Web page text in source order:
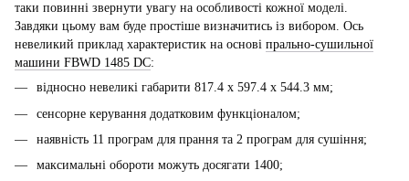
таки повинні звернути увагу на особливості кожної моделі.
Завдяки цьому вам буде простіше визначитись із вибором. Ось
невеликий приклад характеристик на основі прально-сушильної
машини FBWD 1485 DC:
відносно невеликі габарити 817.4 х 597.4 х 544.3 мм;
сенсорне керування додатковим функціоналом;
наявність 11 програм для прання та 2 програм для сушіння;
максимальні обороти можуть досягати 1400;